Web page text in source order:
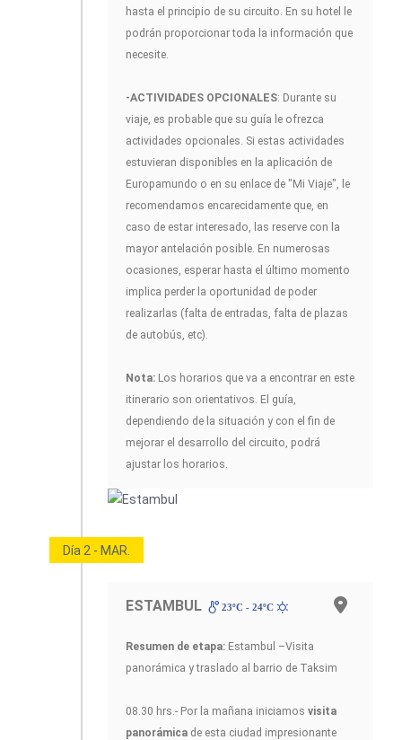
hasta el principio de su circuito. En su hotel le
podrán proporcionar toda la información que
necesite.
-ACTIVIDADES OPCIONALES: Durante su
viaje, es probable que su guía le ofrezca
actividades opcionales. Si estas actividades
estuvieran disponibles en la aplicación de
Europamundo o en su enlace de "Mi Viaje", le
recomendamos encarecidamente que, en
caso de estar interesado, las reserve con la
mayor antelación posible. En numerosas
ocasiones, esperar hasta el último momento
implica perder la oportunidad de poder
realizarlas (falta de entradas, falta de plazas
de autobús, etc).
Nota: Los horarios que va a encontrar en este
itinerario son orientativos. El guía,
dependiendo de la situación y con el fin de
mejorar el desarrollo del circuito, podrá
ajustar los horarios.
Día 2 - MAR.
ESTAMBUL 23ºC - 24ºC
Resumen de etapa: Estambul –Visita
panorámica y traslado al barrio de Taksim
08.30 hrs.- Por la mañana iniciamos visita
panorámica de esta ciudad impresionante